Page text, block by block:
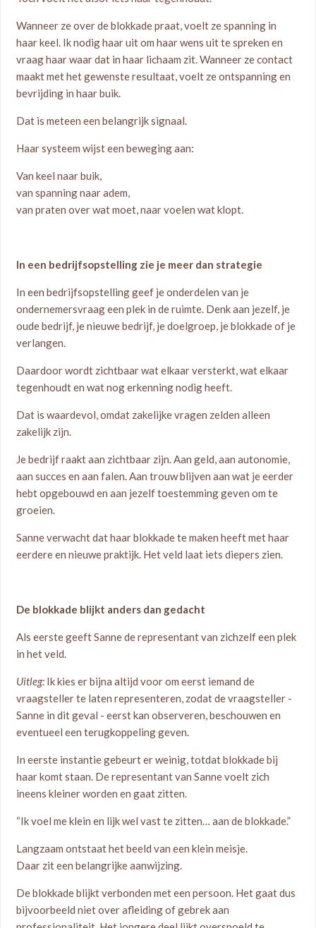
Wanneer ze over de blokkade praat, voelt ze spanning in
haar keel. Ik nodig haar uit om haar wens uit te spreken en
vraag haar waar dat in haar lichaam zit. Wanneer ze contact
maakt met het gewenste resultaat, voelt ze ontspanning en
bevrijding in haar buik.
Dat is meteen een belangrijk signaal.
Haar systeem wijst een beweging aan:
Van keel naar buik,
van spanning naar adem,
van praten over wat moet, naar voelen wat klopt.
In een bedrijfsopstelling zie je meer dan strategie
In een bedrijfsopstelling geef je onderdelen van je
ondernemersvraag een plek in de ruimte. Denk aan jezelf, je
oude bedrijf, je nieuwe bedrijf, je doelgroep, je blokkade of je
verlangen.
Daardoor wordt zichtbaar wat elkaar versterkt, wat elkaar
tegenhoudt en wat nog erkenning nodig heeft.
Dat is waardevol, omdat zakelijke vragen zelden alleen
zakelijk zijn.
Je bedrijf raakt aan zichtbaar zijn. Aan geld, aan autonomie,
aan succes en aan falen. Aan trouw blijven aan wat je eerder
hebt opgebouwd en aan jezelf toestemming geven om te
groeien.
Sanne verwacht dat haar blokkade te maken heeft met haar
eerdere en nieuwe praktijk. Het veld laat iets diepers zien.
De blokkade blijkt anders dan gedacht
Als eerste geeft Sanne de representant van zichzelf een plek
in het veld.
Uitleg: Ik kies er bijna altijd voor om eerst iemand de
vraagsteller te laten representeren, zodat de vraagsteller -
Sanne in dit geval - eerst kan observeren, beschouwen en
eventueel een terugkoppeling geven.
In eerste instantie gebeurt er weinig, totdat blokkade bij
haar komt staan. De representant van Sanne voelt zich
ineens kleiner worden en gaat zitten.
“Ik voel me klein en lijk wel vast te zitten… aan de blokkade.”
Langzaam ontstaat het beeld van een klein meisje.
Daar zit een belangrijke aanwijzing.
De blokkade blijkt verbonden met een persoon. Het gaat dus
bijvoorbeeld niet over afleiding of gebrek aan